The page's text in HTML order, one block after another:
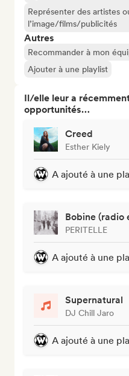
Représenter des artistes
l’image/films/publicités
Autres
Recommander à mon
Ajouter à une playlist
Il/elle leur a
opportunités…
Creed
Esther Kiely
A ajouté à une
Bobine (radio
PERITELLE
A ajouté à une
Supernatural
DJ Chill Jaro
A ajouté à une